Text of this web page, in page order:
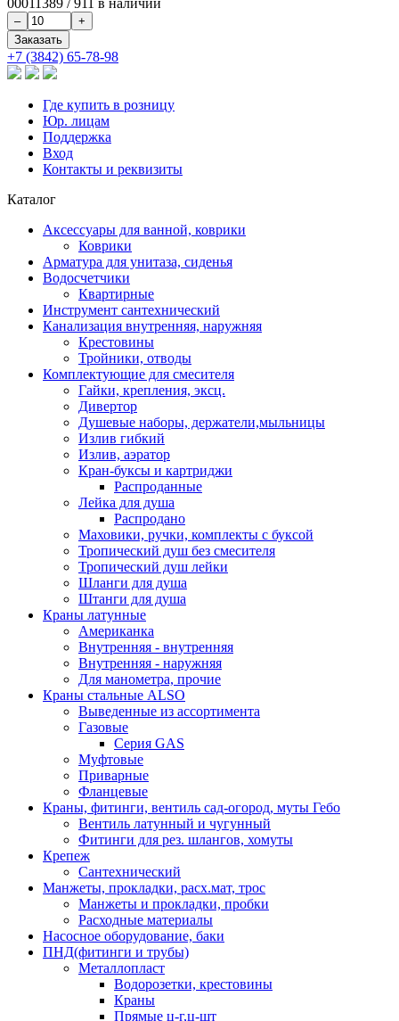
+7 (3842) 65-78-98
Где купить в розницу
Юр. лицам
Поддержка
Вход
Контакты и реквизиты
Каталог
Аксессуары для ванной, коврики
Коврики
Арматура для унитаза, сиденья
Водосчетчики
Квартирные
Инструмент сантехнический
Канализация внутренняя, наружняя
Крестовины
Тройники, отводы
Комплектующие для смесителя
Гайки, крепления, эксц.
Дивертор
Душевые наборы, держатели,мыльницы
Излив гибкий
Излив, аэратор
Кран-буксы и картриджи
Распроданные
Лейка для душа
Распродано
Маховики, ручки, комплекты с буксой
Тропический душ без смесителя
Тропический душ лейки
Шланги для душа
Штанги для душа
Краны латунные
Американка
Внутренняя - внутренняя
Внутренняя - наружняя
Для манометра, прочие
Краны стальные ALSO
Выведенные из ассортимента
Газовые
Серия GAS
Муфтовые
Приварные
Фланцевые
Краны, фитинги, вентиль сад-огород, муты Гебо
Вентиль латунный и чугунный
Фитинги для рез. шлангов, хомуты
Крепеж
Сантехнический
Манжеты, прокладки, расх.мат, трос
Манжеты и прокладки, пробки
Расходные материалы
Насосное оборудование, баки
ПНД(фитинги и трубы)
Металлопласт
Водорозетки, крестовины
Краны
Прямые ц-г,ц-шт